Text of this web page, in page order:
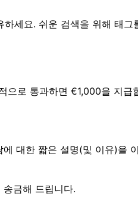
세요. 쉬운 검색을 위해 태
으로 통과하면 €1,000을 지급
대한 짧은 설명(및 이유)을
금해 드립니다.